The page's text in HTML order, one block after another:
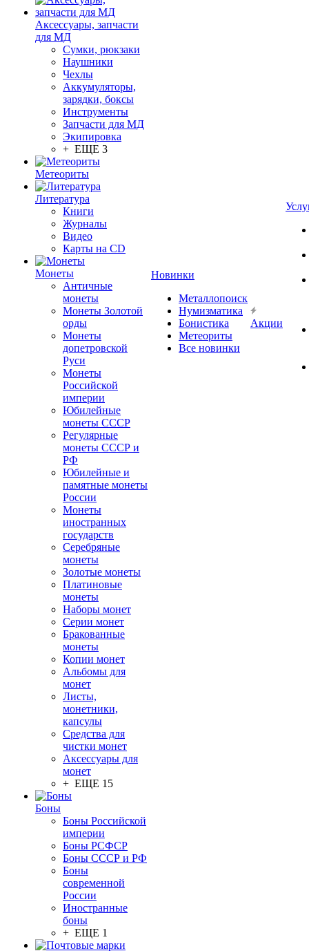
Аксессуары, запчасти
для МД
Сумки, рюкзаки
Наушники
Чехлы
Аккумуляторы,
зарядки, боксы
Инструменты
Запчасти для МД
Экипировка
+ ЕЩЕ 3
Метеориты
Литература
Книги
Журналы
Видео
Карты на CD
Монеты
Античные
монеты
Монеты Золотой
орды
Монеты
допетровской
Руси
Монеты
Российской
империи
Юбилейные
монеты СССР
Регулярные
монеты СССР и
РФ
Юбилейные и
памятные монеты
России
Монеты
иностранных
государств
Серебряные
монеты
Золотые монеты
Платиновые
монеты
Наборы монет
Серии монет
Бракованные
монеты
Копии монет
Альбомы для
монет
Листы,
монетники,
капсулы
Средства для
чистки монет
Аксессуары для
монет
+ ЕЩЕ 15
Боны
Боны Российской
империи
Боны РСФСР
Боны СССР и РФ
Боны
современной
России
Иностранные
боны
+ ЕЩЕ 1
Новинки
Металлопоиск
Нумизматика
Бонистика
Метеориты
Все новинки
Акции